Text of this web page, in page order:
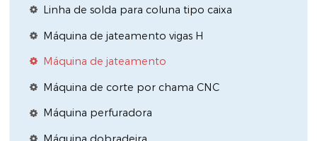
Linha de solda para coluna tipo caixa
Máquina de jateamento vigas H
Máquina de jateamento
Máquina de corte por chama CNC
Máquina perfuradora